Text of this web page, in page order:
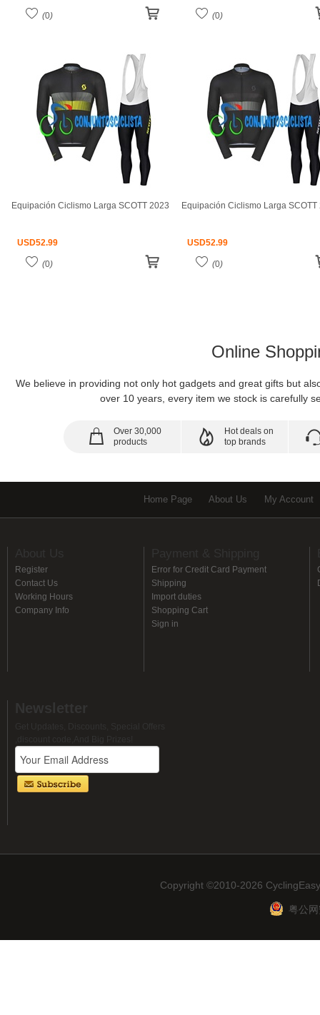
(0) (0)
Equipación Ciclismo Larga SCOTT 2023
USD52.99
(0)
Equipación Ciclismo Larga SCOTT
USD52.99
(0)
Online
We believe in providing not only hot gadgets and great gifts but
over 10 years, every item we stock is carefully
Over 30,000
products
Hot deals on
top brands
Home Page About Us My Account
Register
Contact Us
Working Hours
Company Info
Error for Credit Card Payment
Shipping
Import duties
Shopping Cart
Sign in
Copyright ©2010-2026
粤公